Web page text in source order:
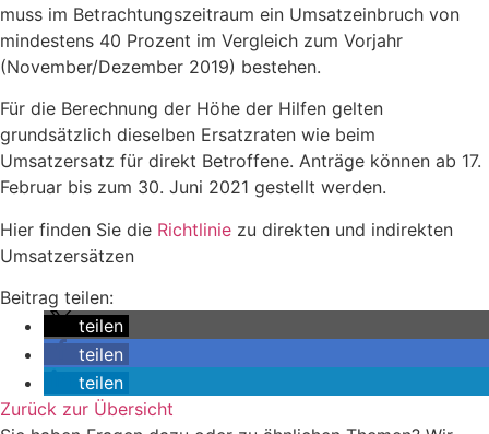
muss im Betrachtungszeitraum ein Umsatzeinbruch von
mindestens 40 Prozent im Vergleich zum Vorjahr
(November/Dezember 2019) bestehen.
Für die Berechnung der Höhe der Hilfen gelten
grundsätzlich dieselben Ersatzraten wie beim
Umsatzersatz für direkt Betroffene. Anträge können ab 17.
Februar bis zum 30. Juni 2021 gestellt werden.
Hier finden Sie die Richtlinie zu direkten und indirekten
Umsatzersätzen
Beitrag teilen:
teilen
teilen
teilen
Zurück zur Übersicht